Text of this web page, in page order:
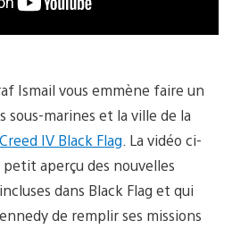
Ismail vous emmène faire un
sous-marines et la ville de la
IV Black Flag . La vidéo ci-
aperçu des nouvelles
dans Black Flag et qui
de remplir ses missions